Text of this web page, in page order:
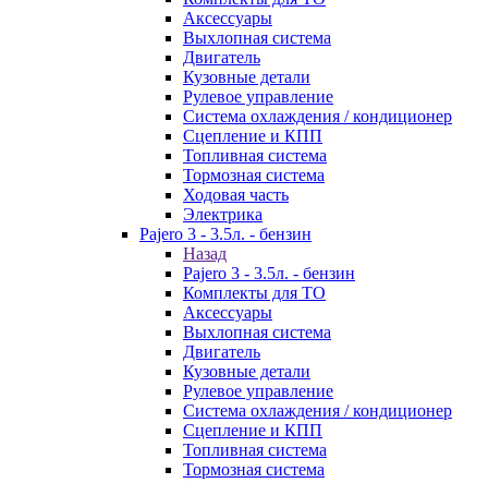
Аксессуары
Выхлопная система
Двигатель
Кузовные детали
Рулевое управление
Система охлаждения / кондиционер
Сцепление и КПП
Топливная система
Тормозная система
Ходовая часть
Электрика
Pajero 3 - 3.5л. - бензин
Назад
Pajero 3 - 3.5л. - бензин
Комплекты для ТО
Аксессуары
Выхлопная система
Двигатель
Кузовные детали
Рулевое управление
Система охлаждения / кондиционер
Сцепление и КПП
Топливная система
Тормозная система